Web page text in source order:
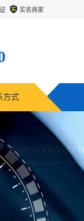
实名商家
方式